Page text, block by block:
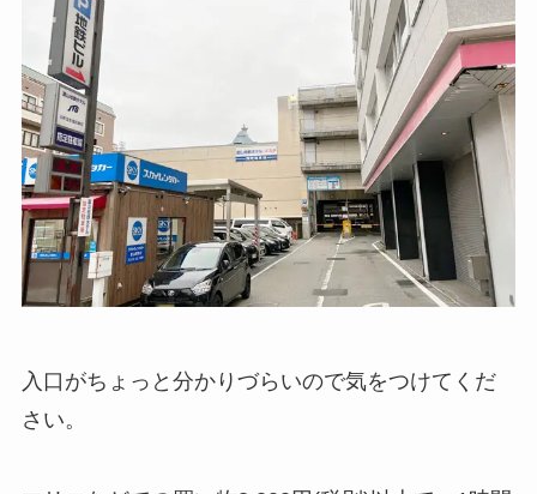
入口がちょっと分かりづらいので気をつけてくだ
さい。